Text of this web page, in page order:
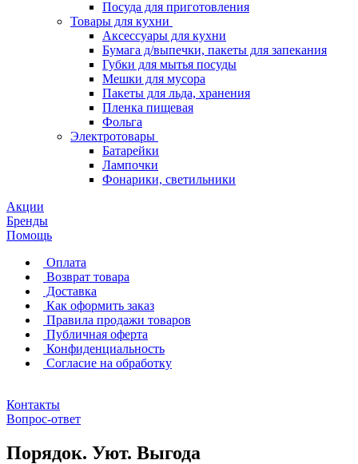
Посуда для приготовления
Товары для кухни
Аксессуары для кухни
Бумага д/выпечки, пакеты для запекания
Губки для мытья посуды
Мешки для мусора
Пакеты для льда, хранения
Пленка пищевая
Фольга
Электротовары
Батарейки
Лампочки
Фонарики, светильники
Акции
Бренды
Помощь
Оплата
Возврат товара
Доставка
Как оформить заказ
Правила продажи товаров
Публичная оферта
Конфиденциальность
Согласие на обработку
Контакты
Вопрос-ответ
Порядок. Уют. Выгода